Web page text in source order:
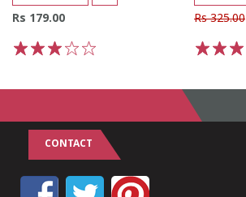
Rs 179.00
Rs 325.00
CONTACT